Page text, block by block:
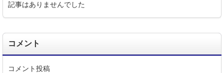
記事はありませんでした
コメント
コメント投稿